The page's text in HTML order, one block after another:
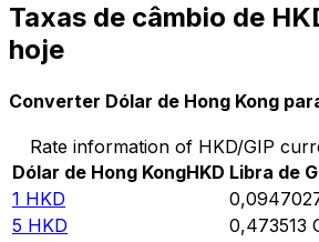
Taxas de câmbio de
hoje
Converter Dólar de Hong Kong
Rate information of HKD/GIP
Dólar de Hong KongHKD Libra de
1 HKD
5 HKD 0,473513